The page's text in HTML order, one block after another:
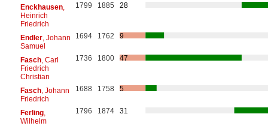
Enckhausen,
Heinrich
Friedrich
1799 1885 28
Endler, Johann
Samuel
1694 1762 9
Fasch, Carl
Friedrich
Christian
1736 1800 47
Fasch, Johann
Friedrich
1688 1758 5
Ferling,
Wilhelm
1796 1874 31